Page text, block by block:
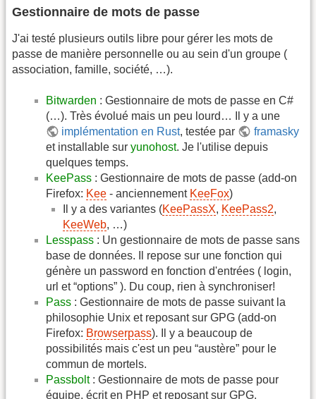
Gestionnaire de mots de passe
J'ai testé plusieurs outils libre pour gérer les mots de
passe de manière personnelle ou au sein d'un groupe (
association, famille, société, …).
Bitwarden : Gestionnaire de mots de passe en C#
(…). Très évolué mais un peu lourd… Il y a une
implémentation en Rust, testée par
framasky
et installable sur yunohost. Je l'utilise depuis
quelques temps.
KeePass : Gestionnaire de mots de passe (add-on
Firefox: Kee - anciennement KeeFox)
Il y a des variantes (KeePassX, KeePass2,
KeeWeb, …)
Lesspass : Un gestionnaire de mots de passe sans
base de données. Il repose sur une fonction qui
génère un password en fonction d'entrées ( login,
url et “options” ). Du coup, rien à synchroniser!
Pass : Gestionnaire de mots de passe suivant la
philosophie Unix et reposant sur GPG (add-on
Firefox: Browserpass). Il y a beaucoup de
possibilités mais c'est un peu “austère” pour le
commun de mortels.
Passbolt: Gestionnaire de mots de passe pour
équipe, écrit en PHP et reposant sur GPG.